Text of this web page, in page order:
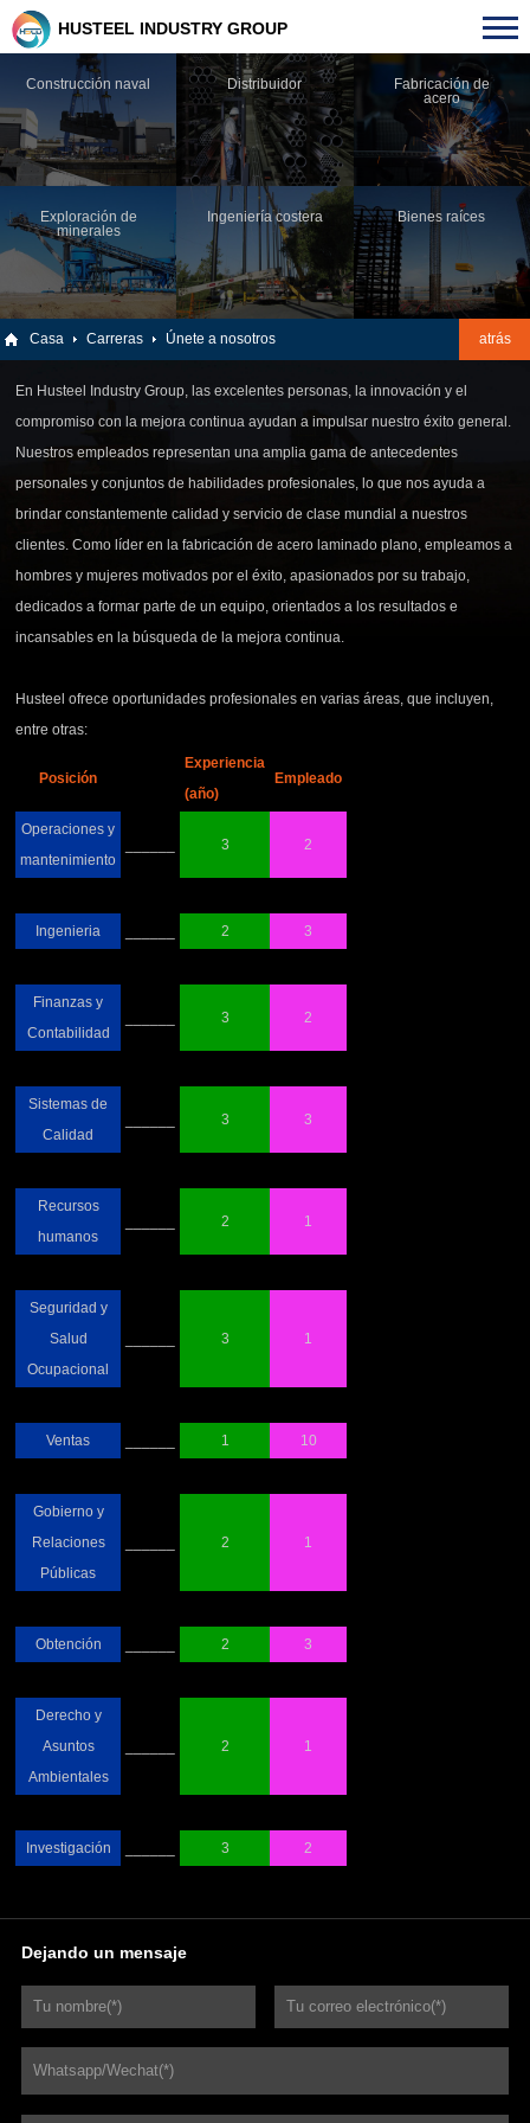
Construcción naval Distribuidor
Fabricación de
acero
Exploración de
minerales
Ingeniería costera Bienes raíces
HUSTEEL INDUSTRY GROUP
atrás
Casa Carreras Únete a nosotros
En Husteel Industry Group, las excelentes personas, la innovación y el
compromiso con la mejora continua ayudan a impulsar nuestro éxito general.
Nuestros empleados representan una amplia gama de antecedentes
personales y conjuntos de habilidades profesionales, lo que nos ayuda a
brindar constantemente calidad y servicio de clase mundial a nuestros
clientes. Como líder en la fabricación de acero laminado plano, empleamos a
hombres y mujeres motivados por el éxito, apasionados por su trabajo,
dedicados a formar parte de un equipo, orientados a los resultados e
incansables en la búsqueda de la mejora continua.
Husteel ofrece oportunidades profesionales en varias áreas, que incluyen,
entre otras:
Posición
Experiencia
(año)
Empleado
Operaciones y
mantenimiento
3 2
Ingenieria 2 3
Finanzas y
Contabilidad
3 2
Sistemas de
Calidad
3 3
Recursos
humanos
2 1
Seguridad y
Salud
Ocupacional
3 1
Ventas 1 10
Gobierno y
Relaciones
Públicas
2 1
Obtención 2 3
Derecho y
Asuntos
Ambientales
2 1
Investigación 3 2
Dejando un mensaje